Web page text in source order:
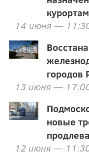
14 июня —
городов
13 июня —
новые
12 июня —